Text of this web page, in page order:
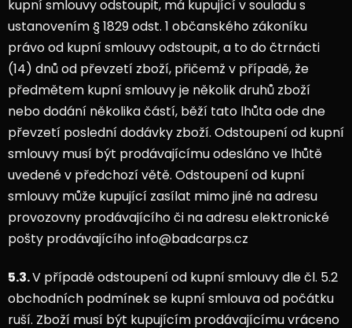
kupní smlouvy odstoupit, má kupující v souladu s
ustanovením § 1829 odst. 1 občanského zákoníku
právo od kupní smlouvy odstoupit, a to do čtrnácti
(14) dnů od převzetí zboží, přičemž v případě, že
předmětem kupní smlouvy je několik druhů zboží
nebo dodání několika částí, běží tato lhůta ode dne
převzetí poslední dodávky zboží. Odstoupení od kupní
smlouvy musí být prodávajícímu odesláno ve lhůtě
uvedené v předchozí větě. Odstoupení od kupní
smlouvy může kupující zasílat mimo jiné na adresu
provozovny prodávajícího či na adresu elektronické
pošty prodávajícího info@badcarps.cz
5.3.V případě odstoupení od kupní smlouvy dle čl. 5.2
obchodních podmínek se kupní smlouva od počátku
ruší. Zboží musí být kupujícím prodávajícímu vráceno